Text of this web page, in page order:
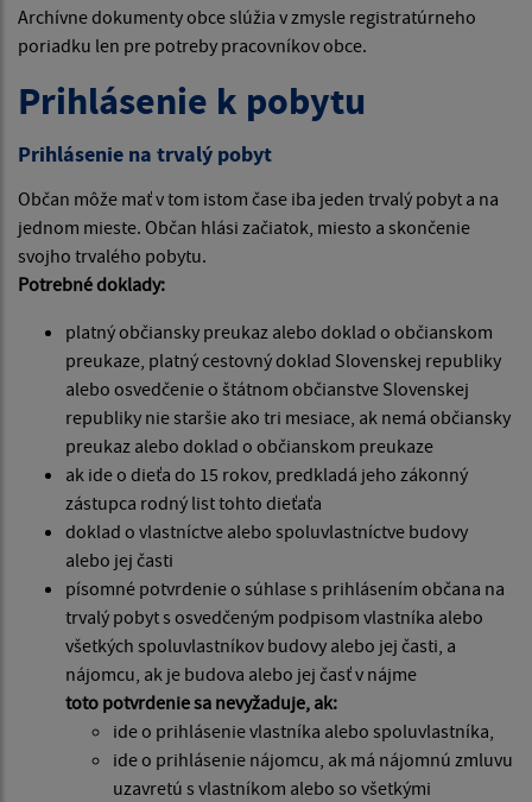
Archívne dokumenty obce slúžia v zmysle registratúrneho
poriadku len pre potreby pracovníkov obce.
Prihlásenie k pobytu
Prihlásenie na trvalý pobyt
Občan môže mať v tom istom čase iba jeden trvalý pobyt a na
jednom mieste. Občan hlási začiatok, miesto a skončenie
svojho trvalého pobytu.
Potrebné doklady:
platný občiansky preukaz alebo doklad o občianskom
preukaze, platný cestovný doklad Slovenskej republiky
alebo osvedčenie o štátnom občianstve Slovenskej
republiky nie staršie ako tri mesiace, ak nemá občiansky
preukaz alebo doklad o občianskom preukaze
ak ide o dieťa do 15 rokov, predkladá jeho zákonný
zástupca rodný list tohto dieťaťa
doklad o vlastníctve alebo spoluvlastníctve budovy
alebo jej časti
písomné potvrdenie o súhlase s prihlásením občana na
trvalý pobyt s osvedčeným podpisom vlastníka alebo
všetkých spoluvlastníkov budovy alebo jej časti, a
nájomcu, ak je budova alebo jej časť v nájme
toto potvrdenie sa nevyžaduje, ak:
ide o prihlásenie vlastníka alebo spoluvlastníka,
ide o prihlásenie nájomcu, ak má nájomnú zmluvu
uzavretú s vlastníkom alebo so všetkými